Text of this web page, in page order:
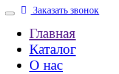
Заказать звонок
Главная
Каталог
О нас